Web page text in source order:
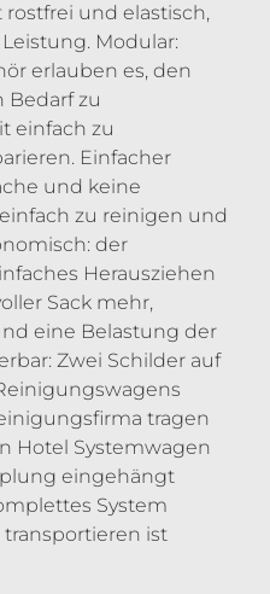
rostfrei und elastisch,
Modular:
erlauben es, den
Bedarf zu
einfach zu
Einfacher
und keine
zu reinigen und
der
Herausziehen
Sack mehr,
eine Belastung der
Zwei Schilder auf
tragen
Hotel Systemwagen
eingehängt
System
ist